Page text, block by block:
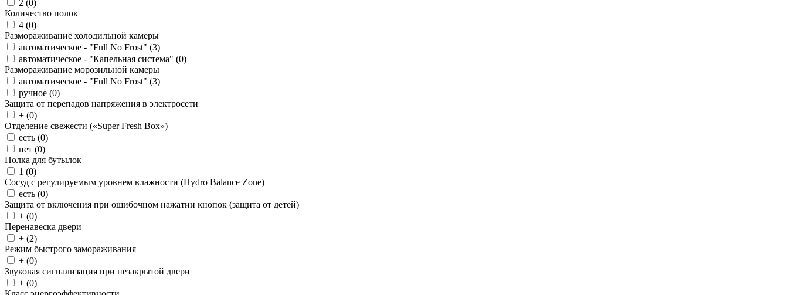
2 (0)
Количество полок
4 (0)
Размораживание холодильной камеры
автоматическое - "Full No Frost" (3)
автоматическое - "Капельная система" (0)
Размораживание морозильной камеры
автоматическое - "Full No Frost" (3)
ручное (0)
Защита от перепадов напряжения в электросети
+ (0)
Отделение свежести («Super Fresh Box»)
есть (0)
нет (0)
Полка для бутылок
1 (0)
Сосуд с регулируемым уровнем влажности (Hydro Balance Zone)
есть (0)
Защита от включения при ошибочном нажатии кнопок (защита от детей)
+ (0)
Перенавеска двери
+ (2)
Режим быстрого замораживания
+ (0)
Звуковая сигнализация при незакрытой двери
+ (0)